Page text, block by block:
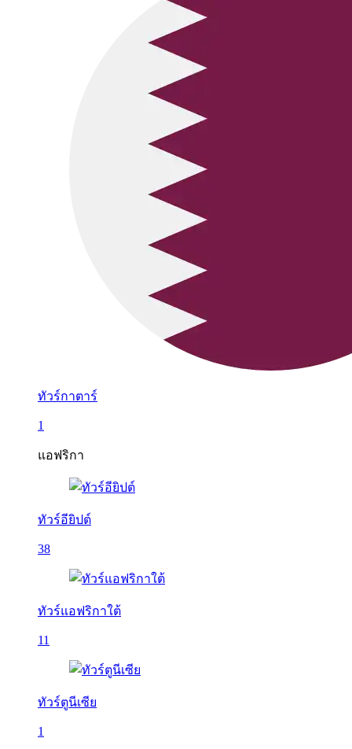
ทัวร์กาตาร์
1
แอฟริกา
ทัวร์อียิปต์
38
ทัวร์แอฟริกาใต้
11
ทัวร์ตูนีเซีย
1